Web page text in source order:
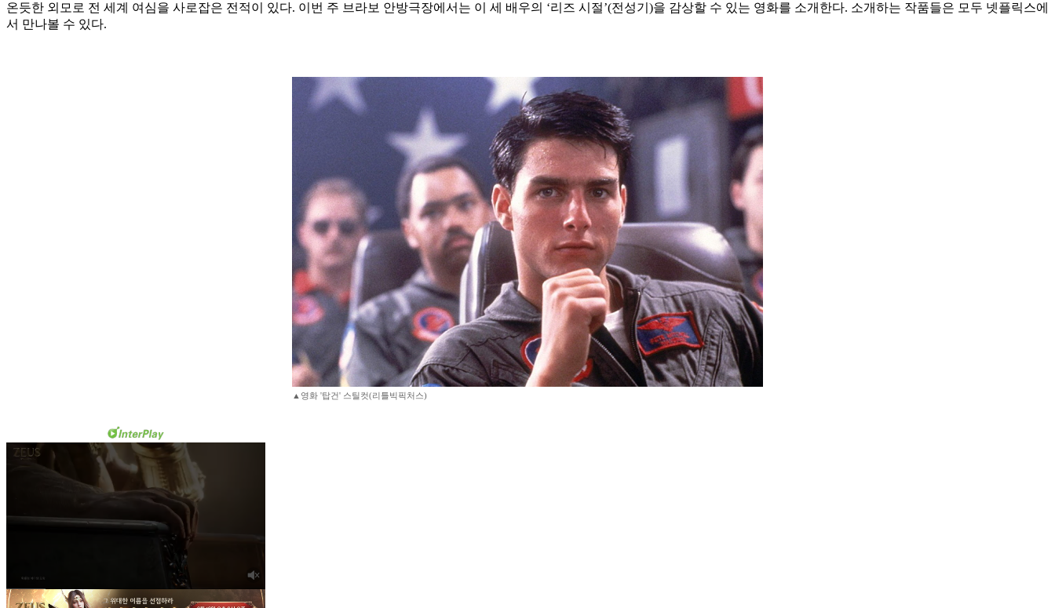
온듯한 외모로 전 세계 여심을 사로잡은 전적이 있다. 이번 주 브라보 안방극장에서는 이 세 배우의 ‘리즈 시절’(전성기)을 감상할 수 있는 영화를 소개한다. 소개하는 작품들은 모두 넷플릭스에
서 만나볼 수 있다.
▲영화 '탑건' 스틸컷(리틀빅픽처스)